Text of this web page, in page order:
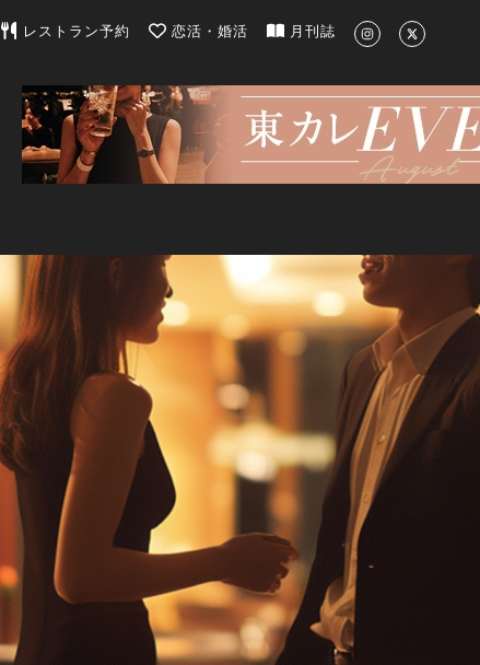
東京カレンダー | 最新のグルメ、洗練されたライフスタイル情報
レストラン予約 恋活・婚活 月刊誌